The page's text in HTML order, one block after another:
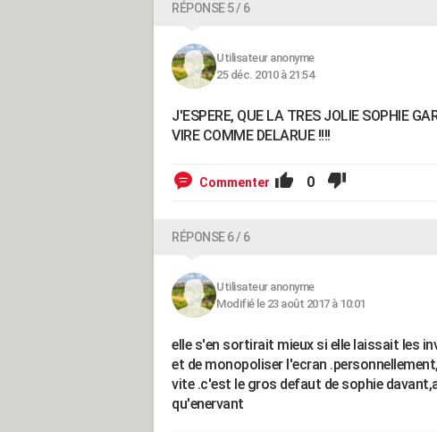
RÉPONSE 5 / 6
Utilisateur anonyme
25 déc. 2010 à 21:54
J'ESPERE, QUE LA TRES JOLIE SOPHIE
VIRE COMME DELARUE !!!!
Commenter 0
RÉPONSE 6 / 6
Utilisateur anonyme
Modifié le 23 août 2017 à 10:01
elle s'en sortirait mieux si elle laissait les
et de monopoliser l'ecran
vite .c'est le gros defaut de sophie
qu'enervant